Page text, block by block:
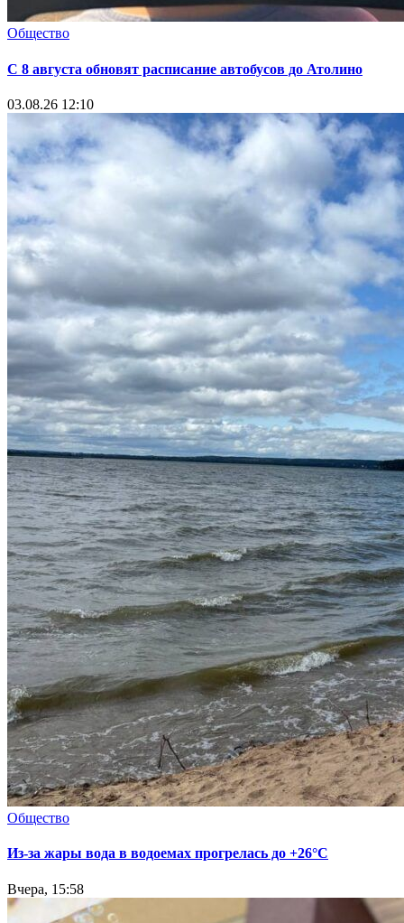
Общество
С 8 августа обновят расписание автобусов до Атолино
03.08.26 12:10
Общество
Из-за жары вода в водоемах прогрелась до +26°C
Вчера, 15:58